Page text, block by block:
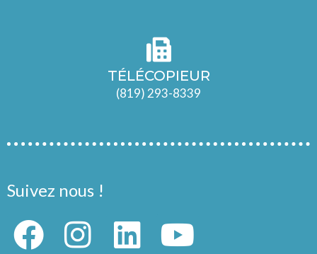
TÉLÉCOPIEUR
(819) 293-8339
Suivez nous !